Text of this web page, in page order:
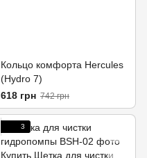
Кольцо комфорта Hercules
(Hydro 7)
618 грн 742 грн
3